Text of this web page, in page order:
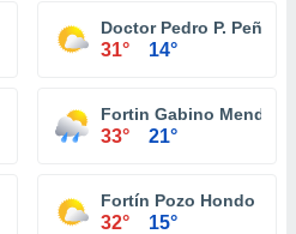
Doctor Pedro P. Peña
31° 14°
Fortin Gabino Mendoza
33° 21°
Fortín Pozo Hondo
32° 15°